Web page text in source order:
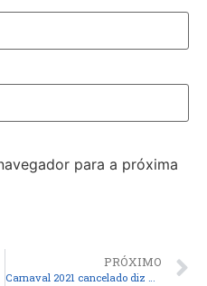
para a próxima
PRÓXIMO
Carnaval 2021 cancelado diz Governo do Maranhão